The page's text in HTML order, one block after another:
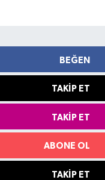
BEĞEN
TAKIP ET
TAKIP ET
ABONE OL
TAKIP ET